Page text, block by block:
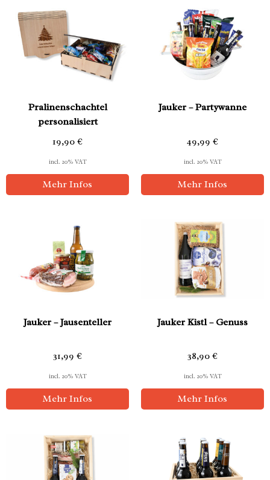
Pralinenschachtel
personalisiert
19,90 €
incl. 20% VAT
Mehr Infos
Jauker – Partywanne
49,99 €
incl. 20% VAT
Mehr Infos
Jauker – Jausenteller
31,99 €
incl. 20% VAT
Mehr Infos
Jauker Kistl – Genuss
38,90 €
incl. 20% VAT
Mehr Infos